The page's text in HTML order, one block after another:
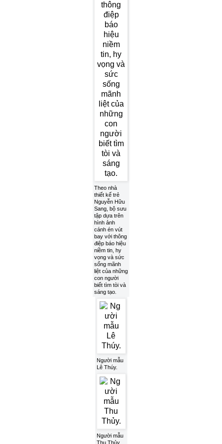
Theo nhà
thiết kế trẻ
Nguyễn Hữu
Sang, bộ sưu
tập dựa trên
hình ảnh
cánh én vút
bay với thông
điệp báo hiệu
niềm tin, hy
vọng và sức
sống mãnh
liệt của những
con người
biết tìm tòi và
sáng tạo.
Người mẫu
Lê Thúy.
Người mẫu
Thu Thủy.